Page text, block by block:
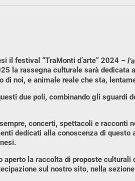
il festival “TraMonti d’arte” 2024 –
la rassegna culturale sarà dedicata al
di noi, e animale reale che sta,
due poli, combinando gli sguardi
concerti, spettacoli e
dedicati alla conoscenza di questo
aperto la raccolta di proposte
sul nostro sito, nella